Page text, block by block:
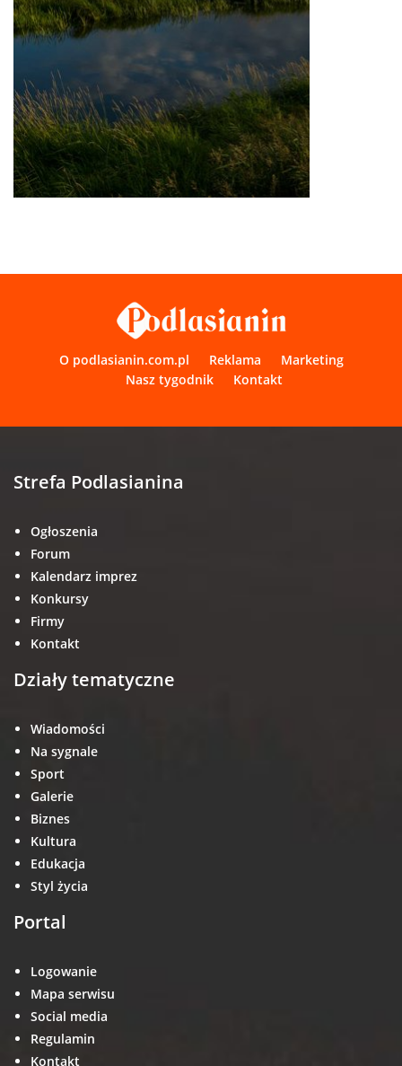
O podlasianin.com.pl Reklama
Marketing
Nasz tygodnik
Kontakt
Strefa Podlasianina
Ogłoszenia
Forum
Kalendarz imprez
Konkursy
Firmy
Kontakt
Działy tematyczne
Wiadomości
Na sygnale
Sport
Galerie
Biznes
Kultura
Edukacja
Styl życia
Portal
Logowanie
Mapa serwisu
Social media
Regulamin
Kontakt